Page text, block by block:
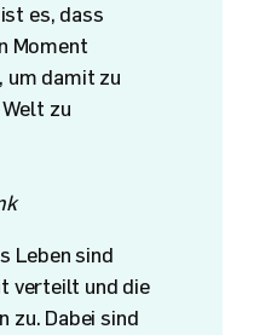
es, dass
Moment
um damit zu
zu
Leben sind
verteilt und die
zu. Dabei sind